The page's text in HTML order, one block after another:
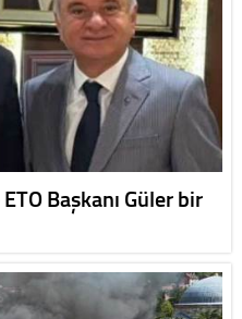
Başkanı Güler bir